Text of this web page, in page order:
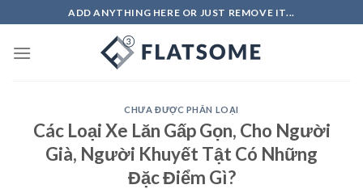
to
content
ADD ANYTHING HERE OR JUST REMOVE IT...
CHƯA ĐƯỢC PHÂN LOẠI
Các Loại Xe Lăn Gấp Gọn, Cho Người
Già, Người Khuyết Tật Có Những
Đặc Điểm Gì?